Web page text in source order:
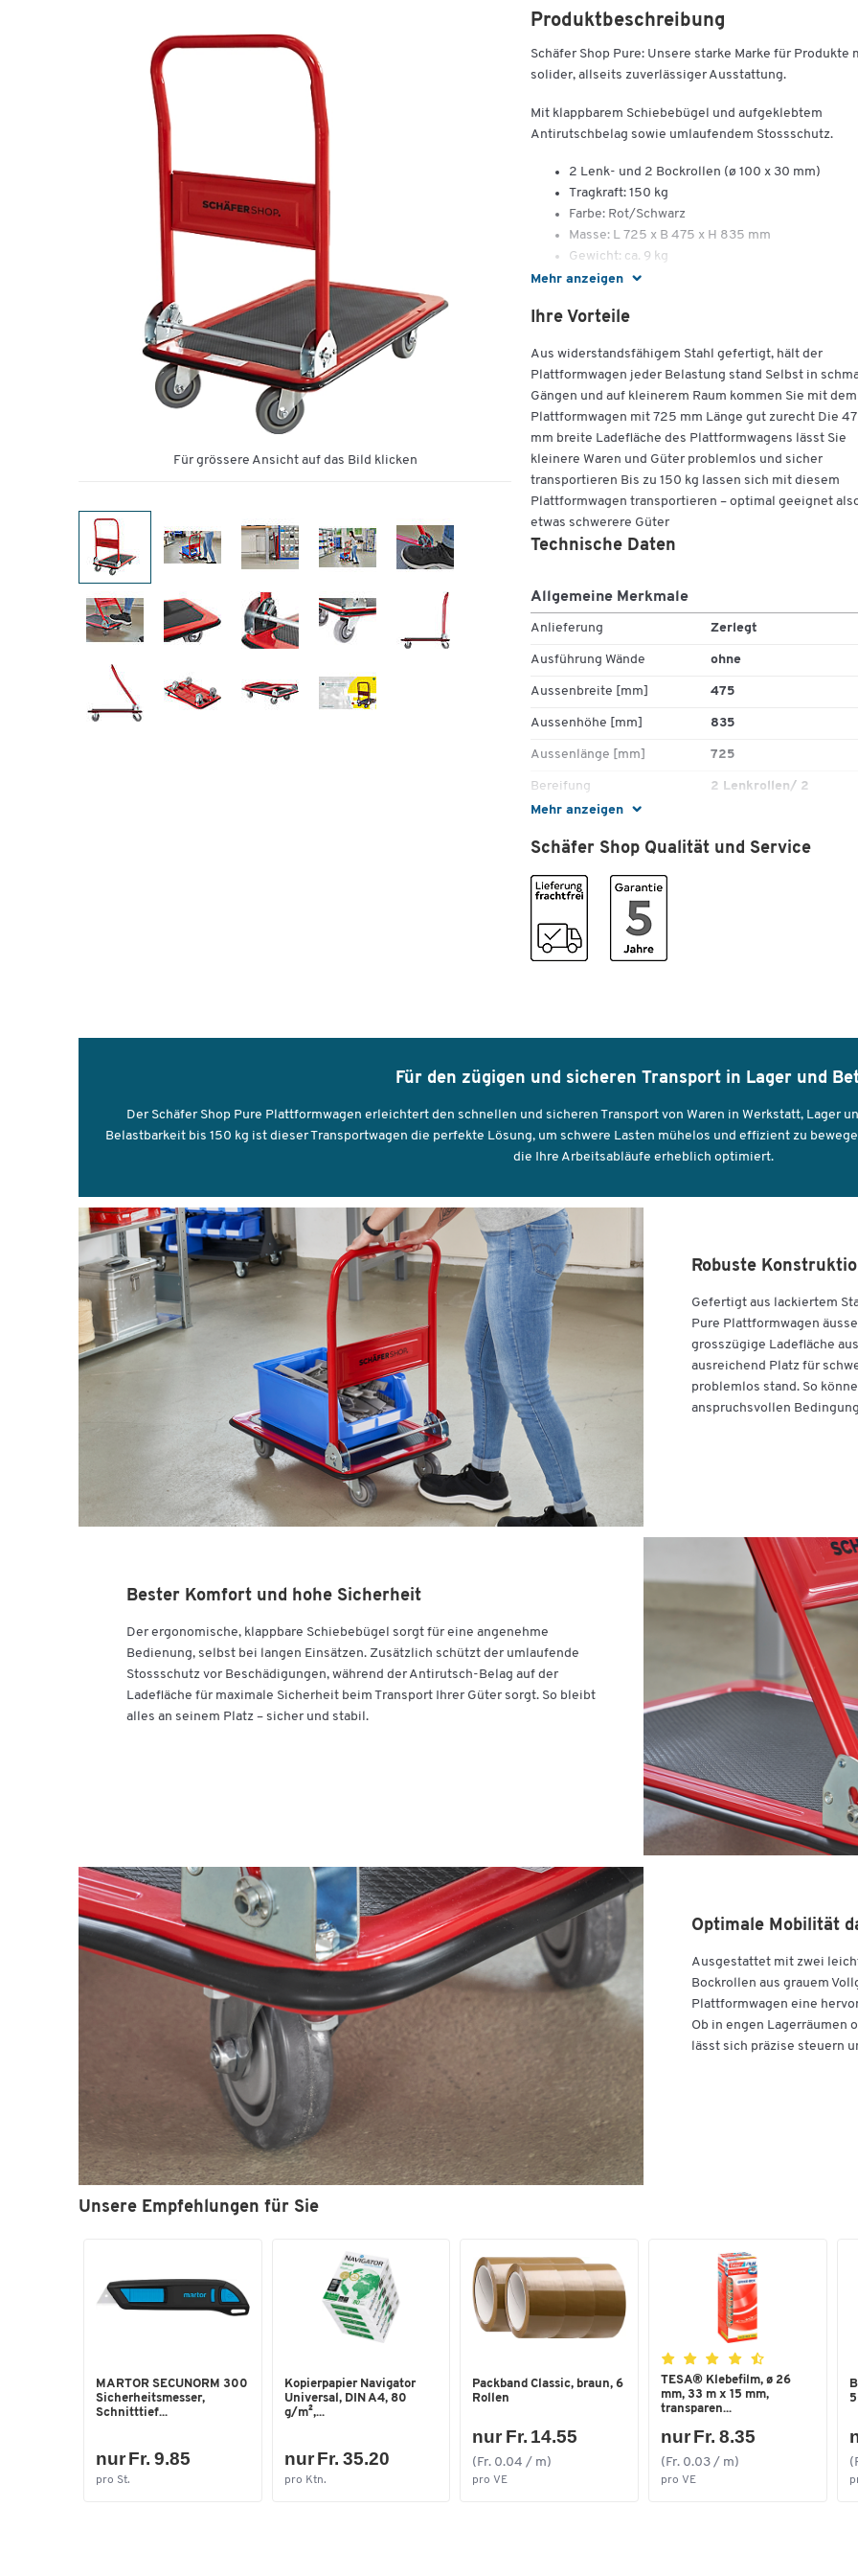
Für grössere Ansicht auf das Bild klicken
Mehr anzeigen
Produktbeschreibung
Schäfer Shop Pure: Unsere starke Marke für Produkte
solider, allseits zuverlässiger Ausstattung.
Mit klappbarem Schiebebügel und aufgeklebtem
Antirutschbelag sowie umlaufendem Stossschutz.
2 Lenk- und 2 Bockrollen (ø 100 x 30 mm)
Tragkraft: 150 kg
Farbe: Rot/Schwarz
Masse: L 725 x B 475 x H 835 mm
Gewicht: ca. 9 kg
Ihre Vorteile
Aus widerstandsfähigem Stahl gefertigt, hält der
Plattformwagen jeder Belastung stand Selbst in
Gängen und auf kleinerem Raum kommen Sie mit dem
Plattformwagen mit 725 mm Länge gut zurecht Die
mm breite Ladefläche des Plattformwagens lässt Sie
kleinere Waren und Güter problemlos und sicher
transportieren Bis zu 150 kg lassen sich mit diesem
Plattformwagen transportieren – optimal geeignet
etwas schwerere Güter
Mehr anzeigen
Technische Daten
Allgemeine Merkmale
Anlieferung Zerlegt
Ausführung Wände ohne
Aussenbreite [mm] 475
Aussenhöhe [mm] 835
Aussenlänge [mm] 725
Bereifung
2 Lenkrollen/ 2
ESD (leitfähig)
Gewicht [kg]
Klappbar
Material Gestell
Farben
Farbe feuerrot RAL 3000
Masse
Breite Ladefläche [mm]
Länge Ladefläche [mm] 725
Schiebegriffhöhe [mm] 835
Schäfer Shop Qualität und Service
Für den zügigen und sicheren Transport in Lager und
Der Schäfer Shop Pure Plattformwagen erleichtert den schnellen und sicheren Transport von Waren in Werkstatt, Lager
Belastbarkeit bis 150 kg ist dieser Transportwagen die perfekte Lösung, um schwere Lasten mühelos und effizient zu
die Ihre Arbeitsabläufe erheblich optimiert.
Robuste
Gefertigt aus lackiertem
Pure Plattformwagen
grosszügige Ladefläche
ausreichend Platz für
problemlos stand. So
anspruchsvollen
Bester Komfort und hohe Sicherheit
Der ergonomische, klappbare Schiebebügel sorgt für eine angenehme
Bedienung, selbst bei langen Einsätzen. Zusätzlich schützt der umlaufende
Stossschutz vor Beschädigungen, während der Antirutsch-Belag auf der
Ladefläche für maximale Sicherheit beim Transport Ihrer Güter sorgt. So bleibt
alles an seinem Platz – sicher und stabil.
Optimale Mobilität
Ausgestattet mit zwei
Bockrollen aus grauem
Plattformwagen eine
Ob in engen Lagerräumen
lässt sich präzise steuern
Unsere Empfehlungen für Sie
MARTOR SECUNORM 300
Sicherheitsmesser,
Schnitttief...
nur Fr. 9.85
pro St.
Kopierpapier Navigator
Universal, DIN A4, 80
g/m²,...
nur Fr. 35.20
pro Ktn.
Packband Classic, braun, 6
Rollen
nur Fr. 14.55
(Fr. 0.04 / m)
pro VE
TESA® Klebefilm, ø 26
mm, 33 m x 15 mm,
transparen...
nur Fr. 8.35
(Fr. 0.03 / m)
pro VE